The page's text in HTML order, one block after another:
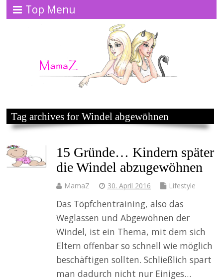
Top Menu
Tag archives for Windel abgewöhnen
15 Gründe… Kindern später
die Windel abzugewöhnen
MamaZ 30. April 2016 Lifestyle
Das Töpfchentraining, also das
Weglassen und Abgewöhnen der
Windel, ist ein Thema, mit dem sich
Eltern offenbar so schnell wie möglich
beschäftigen sollten. Schließlich spart
man dadurch nicht nur Einiges…